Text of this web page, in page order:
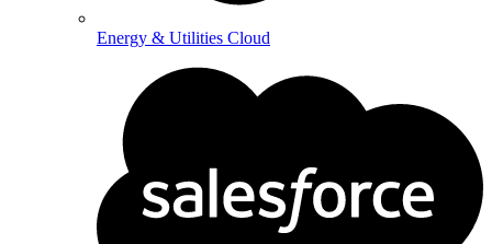
Energy & Utilities Cloud